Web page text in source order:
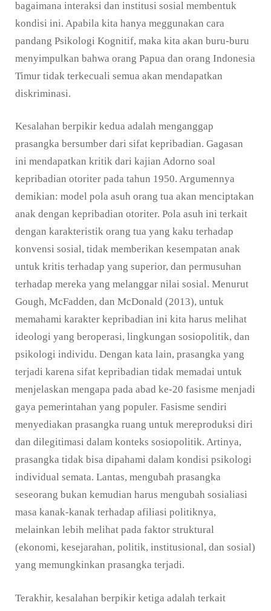
bagaimana interaksi dan institusi sosial membentuk
kondisi ini. Apabila kita hanya meggunakan cara
pandang Psikologi Kognitif, maka kita akan buru-buru
menyimpulkan bahwa orang Papua dan orang Indonesia
Timur tidak terkecuali semua akan mendapatkan
diskriminasi.
Kesalahan berpikir kedua adalah menganggap
prasangka bersumber dari sifat kepribadian. Gagasan
ini mendapatkan kritik dari kajian Adorno soal
kepribadian otoriter pada tahun 1950. Argumennya
demikian: model pola asuh orang tua akan menciptakan
anak dengan kepribadian otoriter. Pola asuh ini terkait
dengan karakteristik orang tua yang kaku terhadap
konvensi sosial, tidak memberikan kesempatan anak
untuk kritis terhadap yang superior, dan permusuhan
terhadap mereka yang melanggar nilai sosial. Menurut
Gough, McFadden, dan McDonald (2013), untuk
memahami karakter kepribadian ini kita harus melihat
ideologi yang beroperasi, lingkungan sosiopolitik, dan
psikologi individu. Dengan kata lain, prasangka yang
terjadi karena sifat kepribadian tidak memadai untuk
menjelaskan mengapa pada abad ke-20 fasisme menjadi
gaya pemerintahan yang populer. Fasisme sendiri
menyediakan prasangka ruang untuk mereproduksi diri
dan dilegitimasi dalam konteks sosiopolitik. Artinya,
prasangka tidak bisa dipahami dalam kondisi psikologi
individual semata. Lantas, mengubah prasangka
seseorang bukan kemudian harus mengubah sosialiasi
masa kanak-kanak terhadap afiliasi politiknya,
melainkan lebih melihat pada faktor struktural
(ekonomi, kesejarahan, politik, institusional, dan sosial)
yang memungkinkan prasangka terjadi.
Terakhir, kesalahan berpikir ketiga adalah terkait